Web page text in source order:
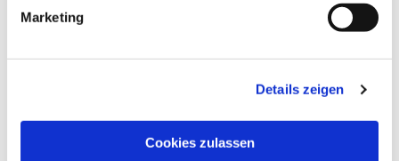
Marketing
Details zeigen
Cookies zulassen